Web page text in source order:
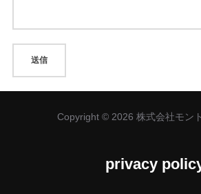
Copyright © 2026 株式会社モン
privacy